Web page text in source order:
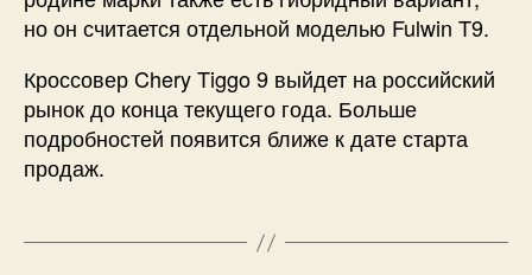
но он считается отдельной моделью Fulwin T9.
Кроссовер Chery Tiggo 9 выйдет на российский
рынок до конца текущего года. Больше
подробностей появится ближе к дате старта
продаж.